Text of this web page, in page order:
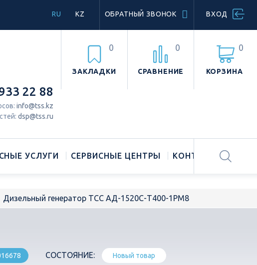
ВХОД
ОБРАТНЫЙ ЗВОНОК
RU KZ
КОРЗИНА
0
ЗАКЛАДКИ
0
СРАВНЕНИЕ
0
22 88
info@tss.kz
dsp@tss.ru
УСЛУГИ СЕРВИСНЫЕ ЦЕНТРЫ КОНТАКТЫ
Дизельный генератор ТСС АД-1520С-Т400-1РМ8
СОСТОЯНИЕ: Новый товар